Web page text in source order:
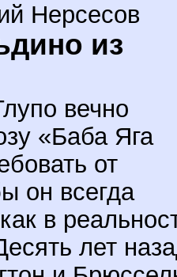
Нерсесов
из
вечно
«Баба Яга
от
он всегда
в
лет